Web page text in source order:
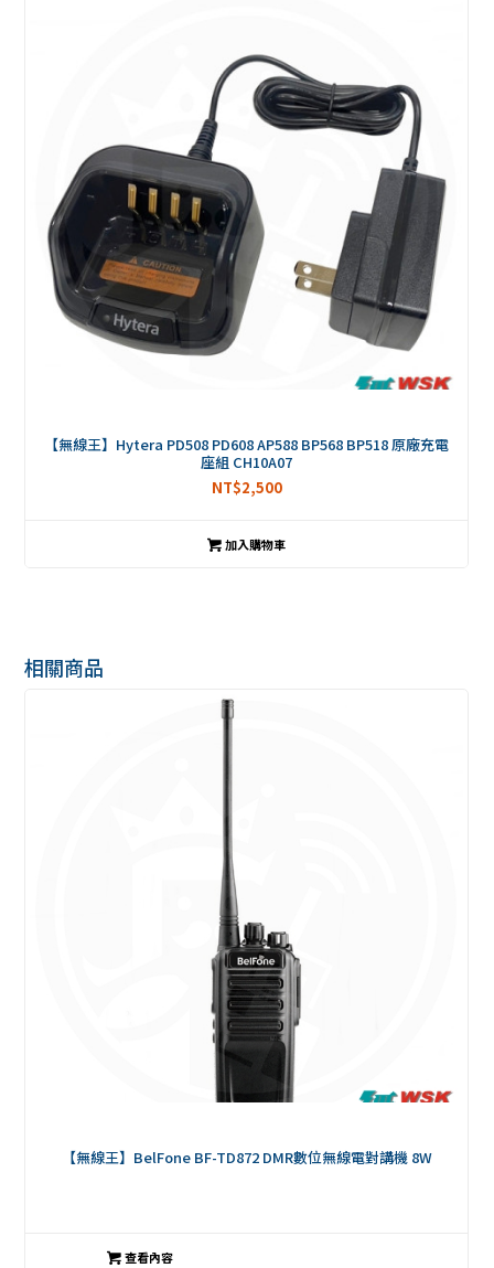
【無線王】Hytera PD508 PD608 AP588 BP568 BP518 原廠充電
座組 CH10A07
NT$2,500
加入購物車
相關商品
【無線王】BelFone BF-TD872 DMR數位無線電對講機 8W
查看內容